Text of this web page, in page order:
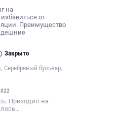
на
от
Преимущество
Закрыто
Серебряный бульвар,
Приходил на